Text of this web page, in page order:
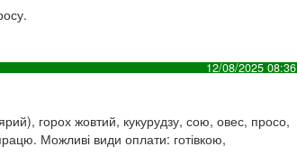
12/08/2025 08:36
горох жовтий, кукурудзу, сою, овес, просо,
Можливі види оплати: готівкою,